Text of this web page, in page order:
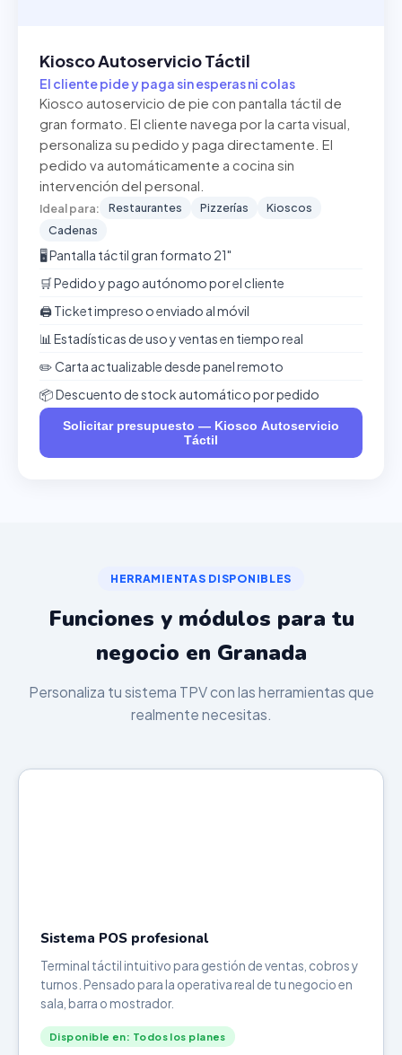
Kiosco Autoservicio Táctil
El cliente pide y paga sin esperas ni colas
Kiosco autoservicio de pie con pantalla táctil de
gran formato. El cliente navega por la carta visual,
personaliza su pedido y paga directamente. El
pedido va automáticamente a cocina sin
intervención del personal.
Ideal para: Restaurantes Pizzerías
Kioscos
Cadenas
🖥️ Pantalla táctil gran formato 21"
🛒 Pedido y pago autónomo por el cliente
🖨️ Ticket impreso o enviado al móvil
📊 Estadísticas de uso y ventas en tiempo real
✏️ Carta actualizable desde panel remoto
📦 Descuento de stock automático por pedido
Solicitar presupuesto — Kiosco Autoservicio
Táctil
HERRAMIENTAS DISPONIBLES
Funciones y módulos para tu
negocio en Granada
Personaliza tu sistema TPV con las herramientas que
realmente necesitas.
Sistema POS profesional
Terminal táctil intuitivo para gestión de ventas, cobros y
turnos. Pensado para la operativa real de tu negocio en
sala, barra o mostrador.
Disponible en: Todos los planes